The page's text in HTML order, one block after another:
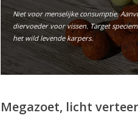
Niet voor menselijke consumptie.
diervoeder voor vissen. Target
het wild levende karpers.
Megazoet, licht